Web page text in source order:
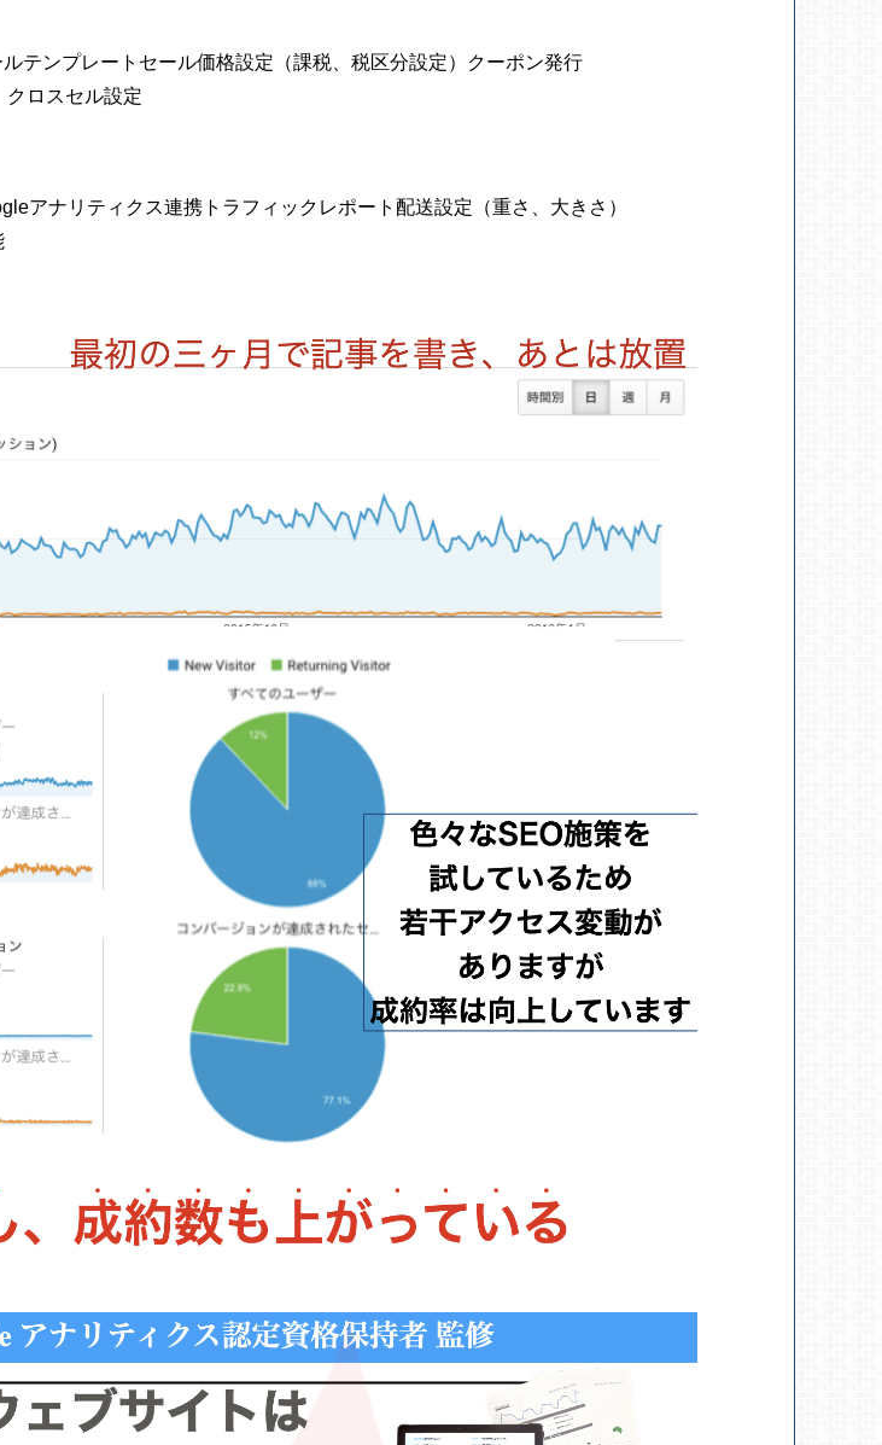
テンプレート セール価格設定（課税、税区分設定）
クーポン発行
クロスセル設定
アナリティクス連携 トラフィックレポート 配送設定（重さ、大きさ）